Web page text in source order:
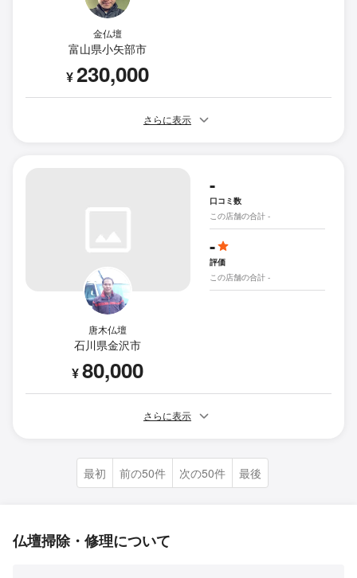
金仏壇
富山県小矢部市
¥230,000
さらに表示
唐木仏壇
石川県金沢市
¥80,000
-
口コミ数
この店舗の合計 -
-
評価
この店舗の合計 -
さらに表示
最初 前の50件 次の50件 最後
仏壇掃除・修理について